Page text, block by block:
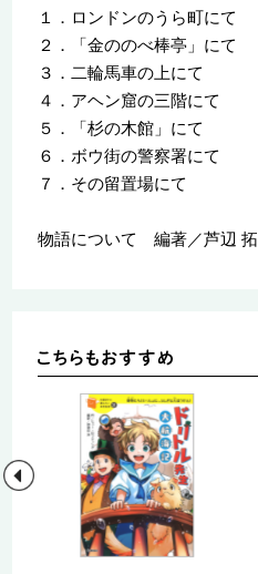
１．ロンドンのうら町にて
２．「金ののべ棒亭」にて
３．二輪馬車の上にて
４．アヘン窟の三階にて
５．「杉の木館」にて
６．ボウ街の警察署にて
７．その留置場にて
物語について 編著／芦辺 拓